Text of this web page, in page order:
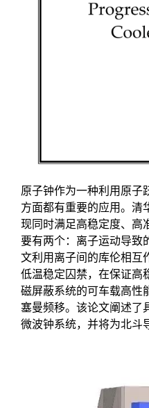
原子钟作为一种利用原子
方面都有重要的应用。清
现同时满足高稳定度、高
要有两个：离子运动导致
文利用离子间的库伦相互
低温稳定囚禁，在保证高
磁屏蔽系统的可车载高性
塞曼频移。该论文阐述了
微波钟系统，并将为北斗